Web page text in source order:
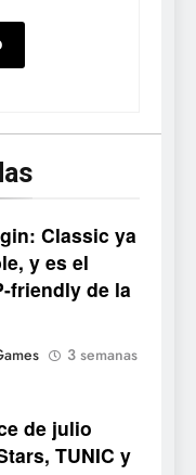
Classic ya
y es el
friendly de la
3 semanas
de julio
TUNIC y
CCG digital